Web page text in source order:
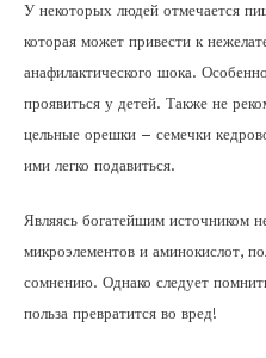
У некоторых людей отмечается
которая может привести к
анафилактического шока.
проявиться у детей. Также не
цельные орешки – семечки
ими легко подавиться.
Являясь богатейшим источником
микроэлементов и аминокислот,
сомнению. Однако следует
польза превратится во вред!